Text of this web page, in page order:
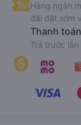
Hàng ngàn
đãi đặt sớm
Thanh
Trả trước